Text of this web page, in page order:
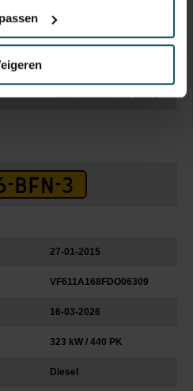
Renault trekker met
interessante km-stand
27-01-2015
VF611A168FDO06309
16-03-2026
323 kW / 440 PK
Diesel